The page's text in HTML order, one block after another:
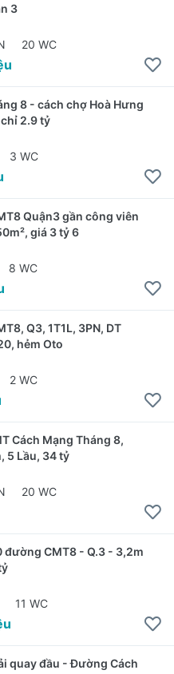
3
20 WC
8 - cách chợ Hoà Hưng
2.9 tỷ
3 WC
Quận3 gần công viên
giá 3 tỷ 6
8 WC
Q3, 1T1L, 3PN, DT
hẻm Oto
2 WC
Cách Mạng Tháng 8,
5 Lầu, 34 tỷ
20 WC
đường CMT8 - Q.3 - 3,2m
11 WC
quay đầu - Đường Cách